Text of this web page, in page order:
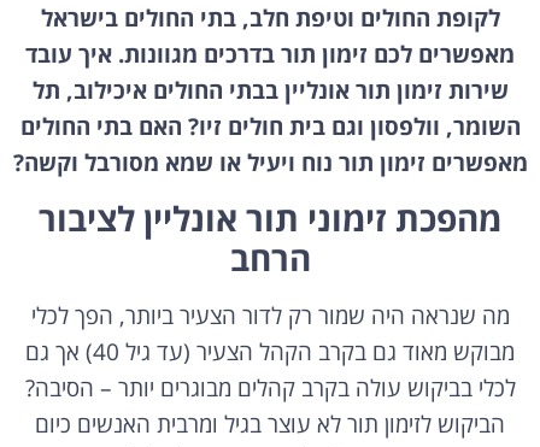
לקופת החולים וטיפת חלב, בתי החולים בישראל
מאפשרים לכם זימון תור בדרכים מגוונות. איך עובד
שירות זימון תור אונליין בבתי החולים איכילוב, תל
השומר, וולפסון וגם בית חולים זיו? האם בתי החולים
מאפשרים זימון תור נוח ויעיל או שמא מסורבל וקשה?
מהפכת זימוני תור אונליין לציבור
הרחב
מה שנראה היה שמור רק לדור הצעיר ביותר, הפך לכלי
מבוקש מאוד גם בקרב הקהל הצעיר (עד גיל 40) אך גם
לכלי בביקוש עולה בקרב קהלים מבוגרים יותר – הסיבה?
הביקוש לזימון תור לא עוצר בגיל ומרבית האנשים כיום